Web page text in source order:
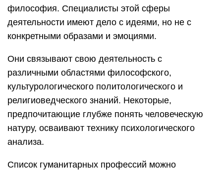
философия. Специалисты этой сферы
деятельности имеют дело с идеями, но не с
конкретными образами и эмоциями.
Они связывают свою деятельность с
различными областями философского,
культурологического политологического и
религиоведческого знаний. Некоторые,
предпочитающие глубже понять человеческую
натуру, осваивают технику психологического
анализа.
Список гуманитарных профессий можно